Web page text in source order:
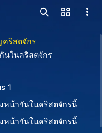
คริสตจักร
นในคริสตจักร
1
หน้ากันในคริสตจักรนี้
หน้ากันในคริสตจักรนี้